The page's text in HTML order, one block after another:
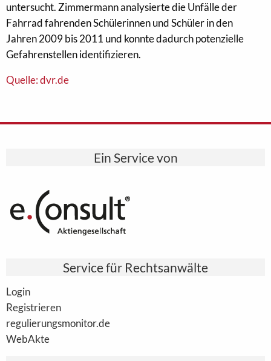
untersucht. Zimmermann analysierte die Unfälle der
Fahrrad fahrenden Schülerinnen und Schüler in den
Jahren 2009 bis 2011 und konnte dadurch potenzielle
Gefahrenstellen identifizieren.
Quelle: dvr.de
Ein Service von
Service für Rechtsanwälte
Login
Registrieren
regulierungsmonitor.de
WebAkte